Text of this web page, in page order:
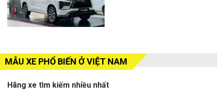
MẪU XE PHỔ BIẾN Ở VIỆT NAM
Hãng xe tìm kiếm nhiều nhất